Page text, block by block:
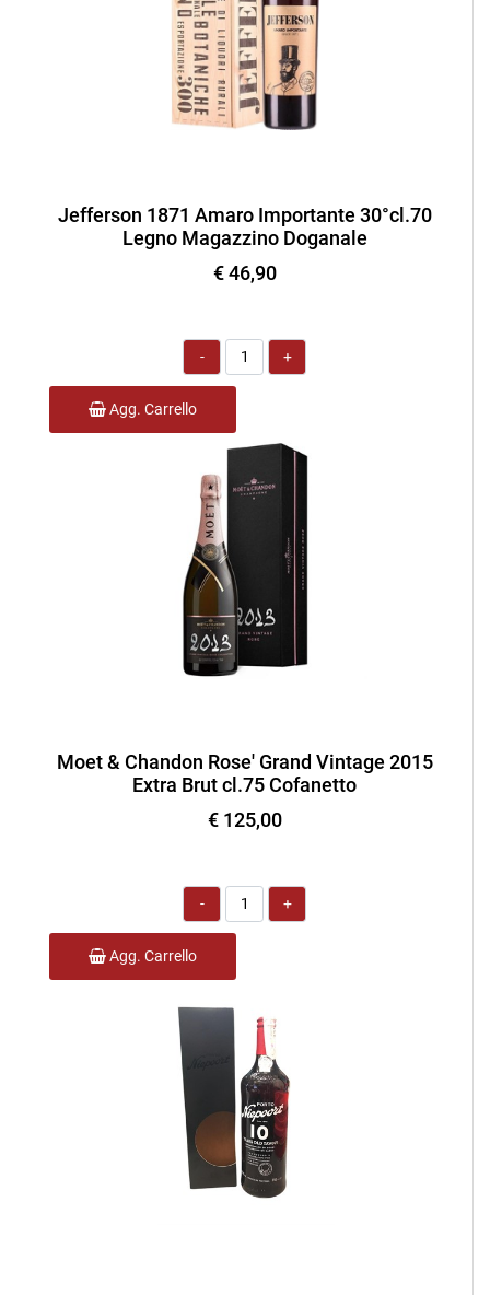
Jefferson 1871 Amaro Importante 30°cl.70
Legno Magazzino Doganale
€ 46,90
Quantità
Agg. Carrello
Moet & Chandon Rose' Grand Vintage 2015
Extra Brut cl.75 Cofanetto
€ 125,00
Quantità
Agg. Carrello